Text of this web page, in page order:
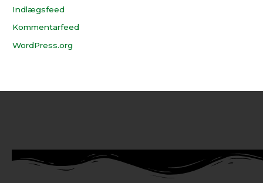
Indlægsfeed
Kommentarfeed
WordPress.org